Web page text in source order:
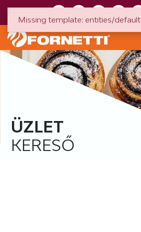
ÜZLET
KERESŐ
Missing template: entities/default